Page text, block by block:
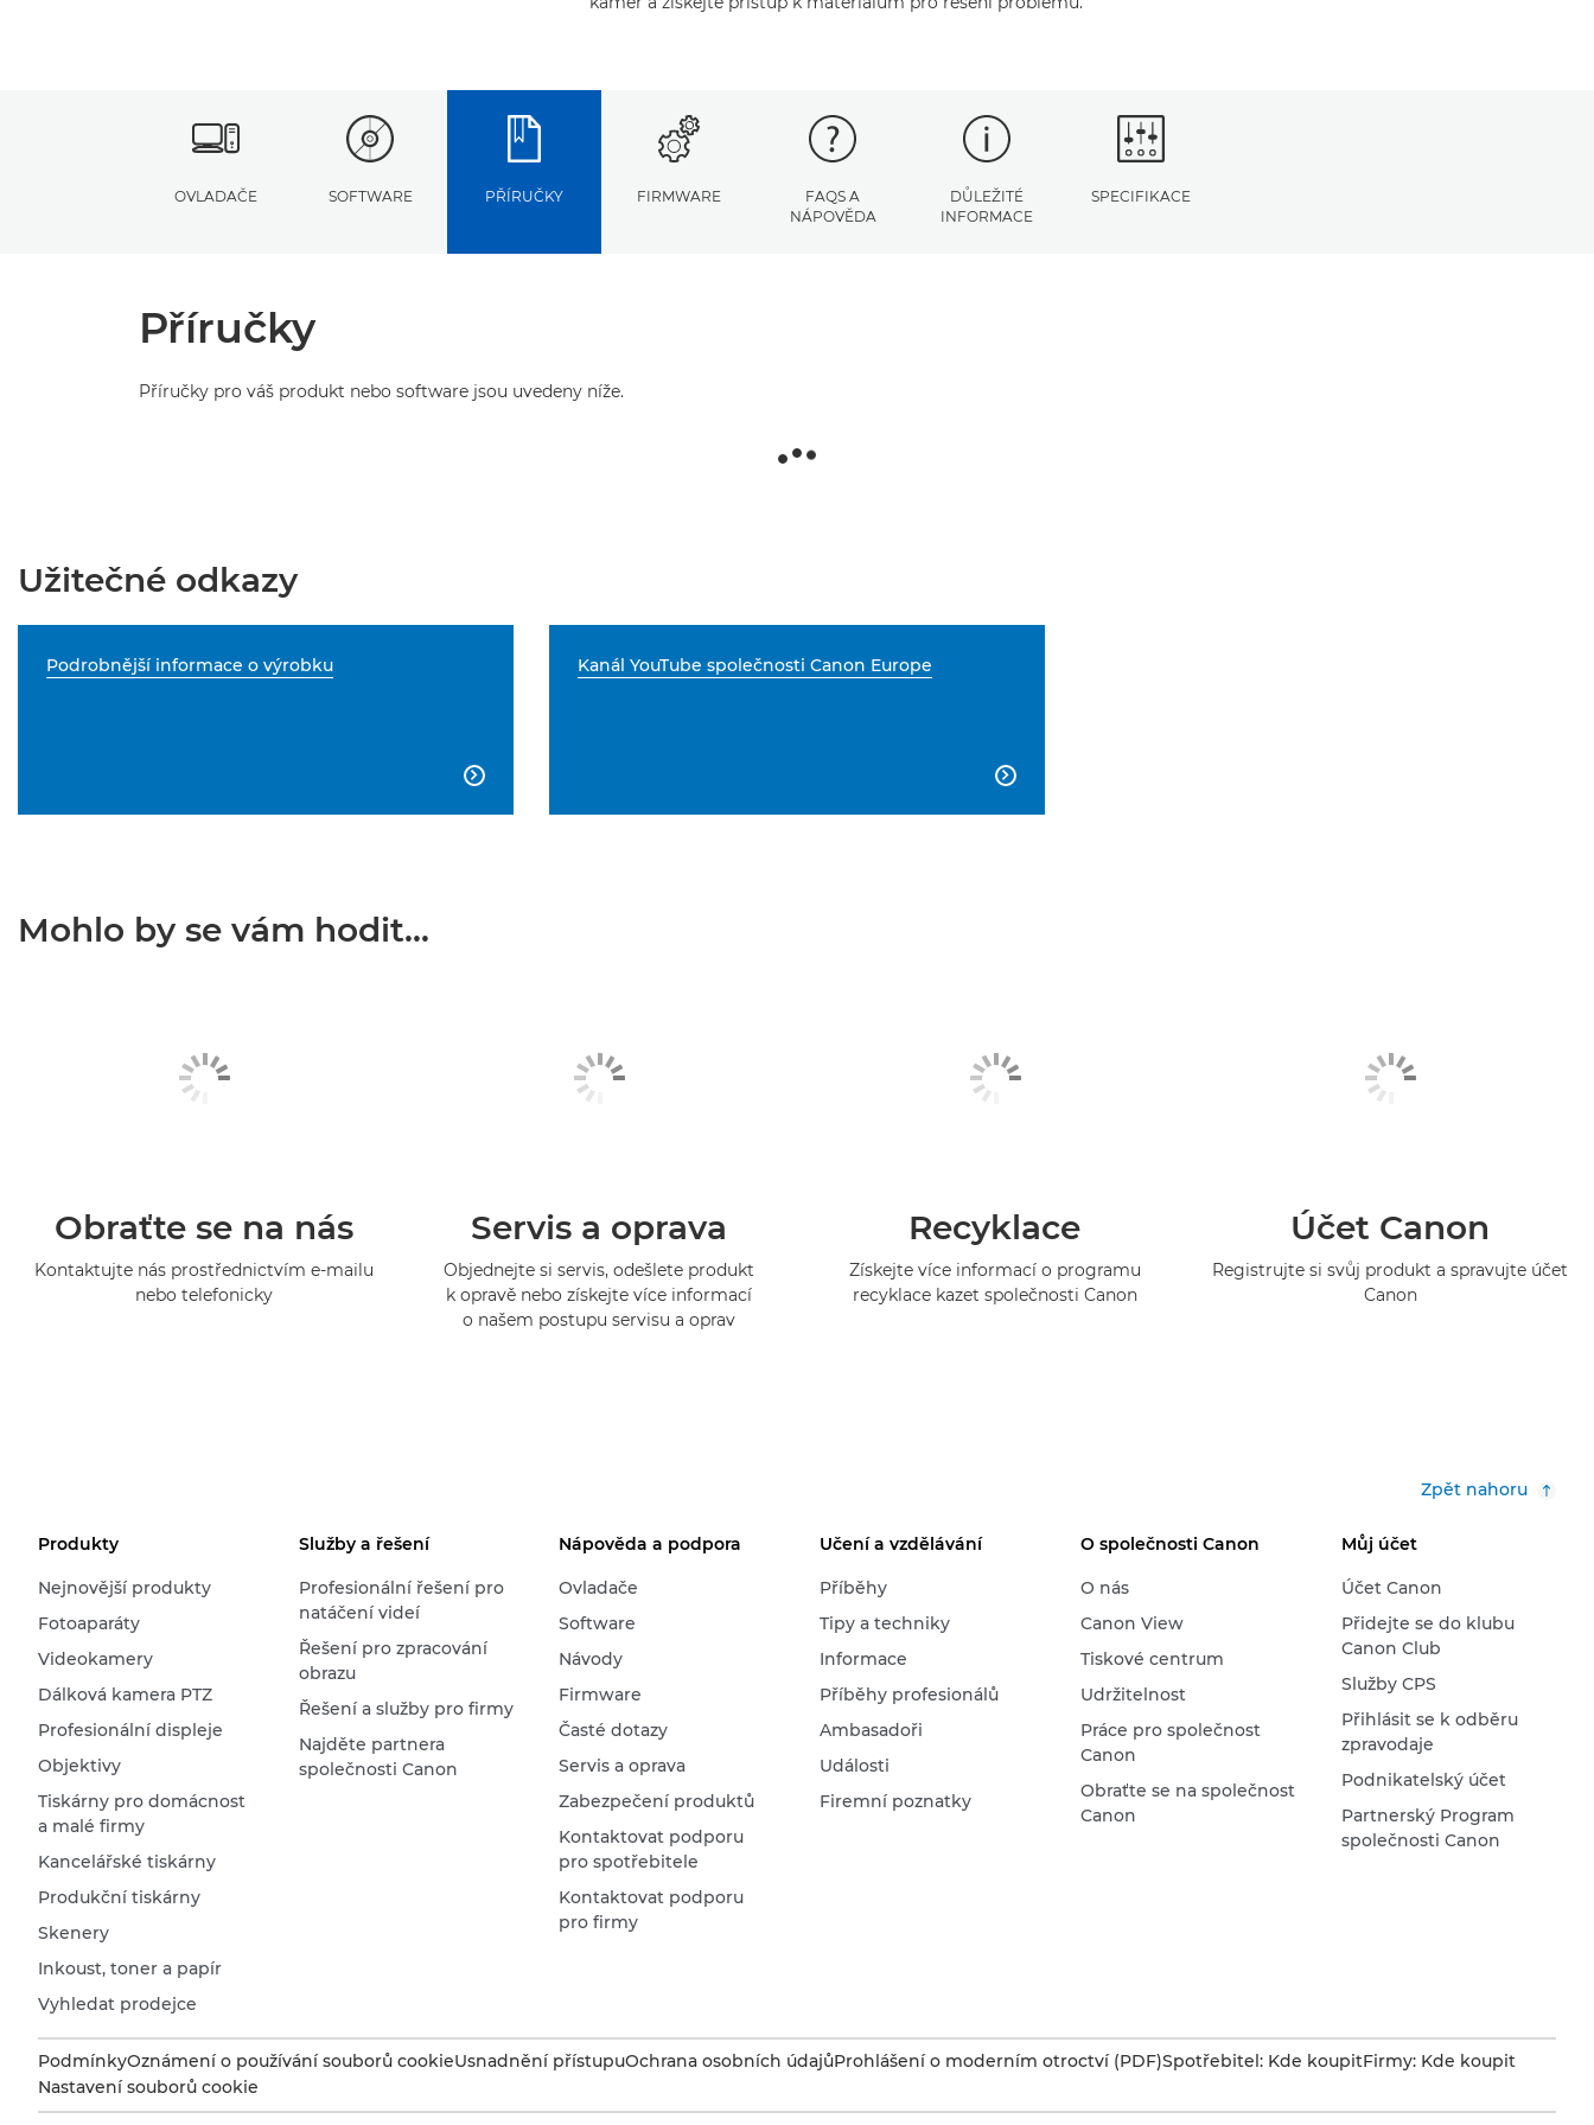
OVLADAČE SOFTWARE PŘÍRUČKY FIRMWARE
FAQS A
NÁPOVĚDA
DŮLEŽITÉ
INFORMACE
SPECIFIKACE
Příručky
Příručky pro váš produkt nebo software jsou uvedeny níže.
Užitečné odkazy
Podrobnější informace o výrobku

Kanál YouTube společnosti Canon Europe

Mohlo by se vám hodit...
Obraťte se na nás
Kontaktujte nás prostřednictvím e-mailu
nebo telefonicky
Servis a oprava
Objednejte si servis, odešlete produkt
k opravě nebo získejte více informací
o našem postupu servisu a oprav
Recyklace
Získejte více informací o programu
recyklace kazet společnosti Canon
Účet Canon
Registrujte si svůj produkt a spravujte účet
Canon
Zpět nahoru
Produkty
Nejnovější produkty
Fotoaparáty
Videokamery
Dálková kamera PTZ
Profesionální displeje
Objektivy
Tiskárny pro domácnost
a malé firmy
Kancelářské tiskárny
Produkční tiskárny
Skenery
Inkoust, toner a papír
Vyhledat prodejce
Služby a řešení
Profesionální řešení pro
natáčení videí
Řešení pro zpracování
obrazu
Řešení a služby pro firmy
Najděte partnera
společnosti Canon
Nápověda a podpora
Ovladače
Software
Návody
Firmware
Časté dotazy
Servis a oprava
Zabezpečení produktů
Kontaktovat podporu
pro spotřebitele
Kontaktovat podporu
pro firmy
Učení a vzdělávání
Příběhy
Tipy a techniky
Informace
Příběhy profesionálů
Ambasadoři
Události
Firemní poznatky
O společnosti Canon
O nás
Canon View
Tiskové centrum
Udržitelnost
Práce pro společnost
Canon
Obraťte se na společnost
Canon
Můj účet
Účet Canon
Přidejte se do klubu
Canon Club
Služby CPS
Přihlásit se k odběru
zpravodaje
Podnikatelský účet
Partnerský Program
společnosti Canon
PodmínkyOznámení o používání souborů cookieUsnadnění přístupuOchrana osobních údajůProhlášení o moderním otroctví (PDF)Spotřebitel: Kde koupitFirmy: Kde koupit
Nastavení souborů cookie